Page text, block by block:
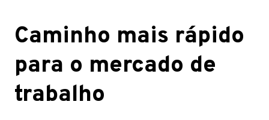
Caminho mais rápido
para o mercado de
trabalho